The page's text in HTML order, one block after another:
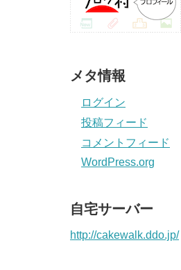
メタ情報
ログイン
投稿フィード
コメントフィード
WordPress.org
自宅サーバー
http://cakewalk.ddo.jp/